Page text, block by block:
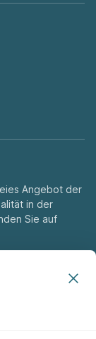
Angebot der
in der
Sie auf